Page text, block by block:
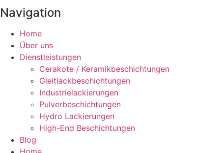
Navigation
Home
Über uns
Dienstleistungen
Cerakote / Keramikbeschichtungen
Gleitlackbeschichtungen
Industrielackierungen
Pulverbeschichtungen
Hydro Lackierungen
High-End Beschichtungen
Blog